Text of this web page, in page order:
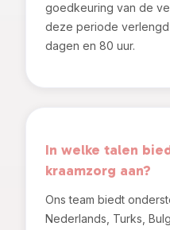
goedkeuring van de
deze periode verlengd
dagen en 80 uur.
In welke talen
kraamzorg aan?
Ons team biedt
Nederlands, Turks,